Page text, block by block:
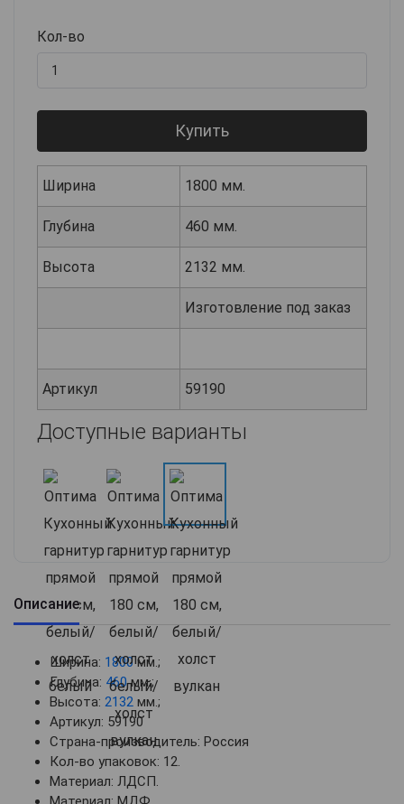
Кол-во
Купить
Ширина 1800 мм.
Глубина 460 мм.
Высота 2132 мм.
Изготовление под заказ
Артикул 59190
Доступные варианты
Описание
Ширина: 1800мм.;
Глубина: 460мм.;
Высота: 2132 мм.;
Артикул: 59190
Страна-производитель: Россия
Кол-во упаковок: 12.
Материал: ЛДСП.